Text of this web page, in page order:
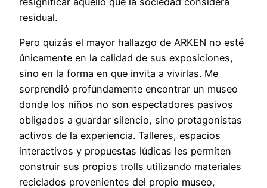
residual.
Pero quizás el mayor hallazgo de ARKEN no esté
únicamente en la calidad de sus exposiciones,
sino en la forma en que invita a vivirlas. Me
sorprendió profundamente encontrar un museo
donde los niños no son espectadores pasivos
obligados a guardar silencio, sino protagonistas
activos de la experiencia. Talleres, espacios
interactivos y propuestas lúdicas les permiten
construir sus propios trolls utilizando materiales
reciclados provenientes del propio museo,